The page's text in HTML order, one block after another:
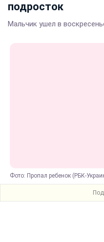
подросток
Мальчик ушел в
Фото: Пропал ребенок (РБК-